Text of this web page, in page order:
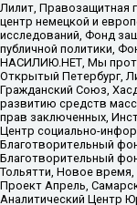
Лилит, Правозащитная
центр немецкой и
исследований, Фонд
публичной политики,
НАСИЛИЮ.НЕТ, Мы
Открытый Петербург,
Гражданский Союз,
развитию средств
прав заключенных,
Центр социально-
Благотворительный
Благотворительный
Тольятти, Новое время,
Проект Апрель,
Аналитический Центр